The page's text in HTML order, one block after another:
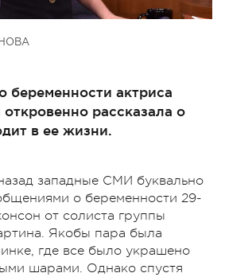
беременности актриса
рассказала о
в ее жизни.
западные СМИ буквально
о беременности 29-
от солиста группы
Якобы пара была
где все было украшено
шарами. Однако спустя